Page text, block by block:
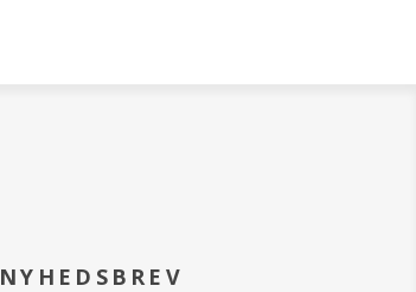
NYHEDSBREV